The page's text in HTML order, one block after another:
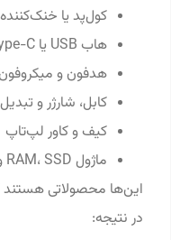
کول‌پد یا خنک‌کننده
هاب USB یا Type-C
هدفون و میکروفون
کابل، شارژر و
کیف و کاور لپ‌تاپ
ماژول RAM، SSD و قطعات ارتقایی
این‌ها محصولاتی هستند
در نتیجه: